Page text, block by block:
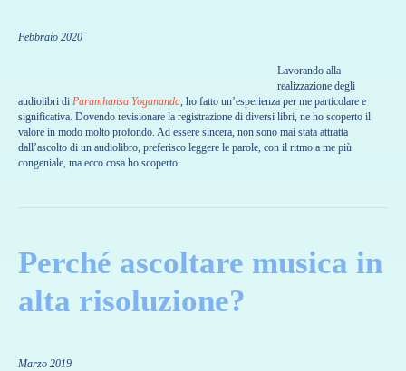
Febbraio 2020
Lavorando alla
realizzazione degli
audiolibri di Paramhansa Yogananda, ho fatto un’esperienza per me particolare e
significativa. Dovendo revisionare la registrazione di diversi libri, ne ho scoperto il
valore in modo molto profondo. Ad essere sincera, non sono mai stata attratta
dall’ascolto di un audiolibro, preferisco leggere le parole, con il ritmo a me più
congeniale, ma ecco cosa ho scoperto.
Perché ascoltare musica in
alta risoluzione?
Marzo 2019